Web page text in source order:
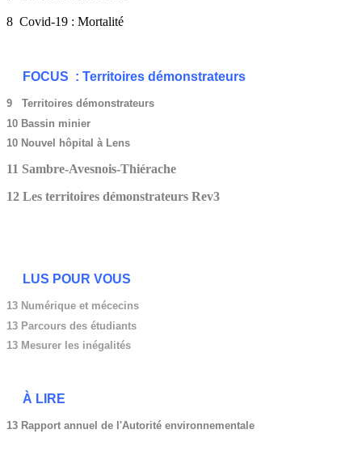
8 Covid-19 : Mortalité
FOCUS : Territoires démonstrateurs
9 Territoires démonstrateurs
10 Bassin minier
10 Nouvel hôpital à Lens
11 Sambre-Avesnois-Thiérache
12 Les territoires démonstrateurs Rev3
LUS POUR VOUS
13 Numérique et mécecins
13 Parcours des étudiants
13 Mesurer les inégalités
À LIRE
13 Rapport annuel de l'Autorité environnementale